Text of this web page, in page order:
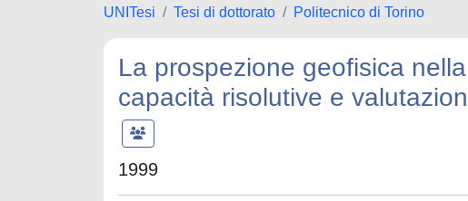
UNITesi Tesi di dottorato Politecnico di Torino
La prospezione geofisica
capacità risolutive e
1999